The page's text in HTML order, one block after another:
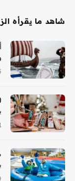
شاهد ما يقرأه
21